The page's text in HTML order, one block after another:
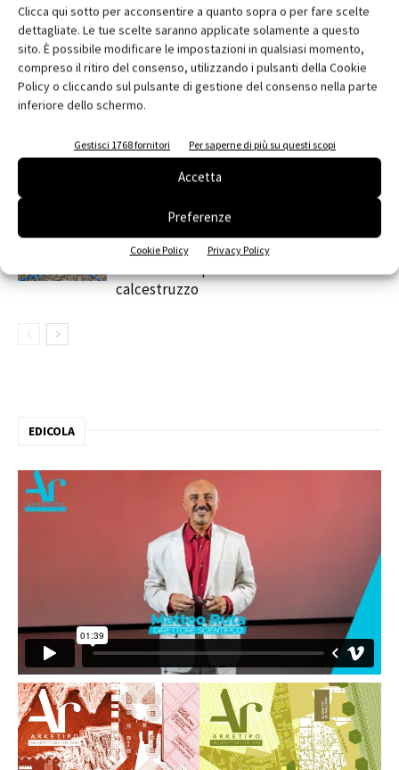
Clicca qui sotto per acconsentire a quanto sopra o per fare scelte
dettagliate. Le tue scelte saranno applicate solamente a questo
sito. È possibile modificare le impostazioni in qualsiasi momento,
compreso il ritiro del consenso, utilizzando i pulsanti della Cookie
Policy o cliccando sul pulsante di gestione del consenso nella parte
inferiore dello schermo.
Gestisci 1768 fornitori Per saperne di più su questi scopi
Accetta
Preferenze
Cookie Policy Privacy Policy
RELATED ARTICLES MORE FROM AUTHOR
MYCOMFORT TOUCH: il comando evoluto
per una gestione intuitiva del fan coil
Automazione e sensori: la tecnologia che
ottimizza luce, temperatura e sicurezza
Blu Mesh® in GFRP: rete innovativa in
calcestruzzo
EDICOLA